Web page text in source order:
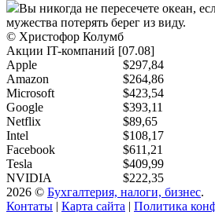
Вы никогда не пересечете океан,
мужества потерять берег из виду.
© Христофор Колумб
Акции IT-компаний [07.08]
Apple
$297,84
Amazon
$264,86
Microsoft
$423,54
Google
$393,11
Netflix
$89,65
Intel
$108,17
Facebook
$611,21
Tesla
$409,99
NVIDIA
$222,35
2026 © Бухгалтерия, налоги, бизнес.
Контаты | Карта сайта | Политика